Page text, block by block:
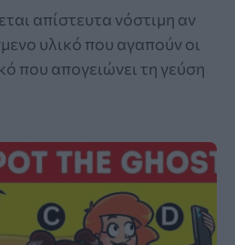
απίστευτα νόστιμη αν
υλικό που αγαπούν οι
που απογειώνει τη γεύση